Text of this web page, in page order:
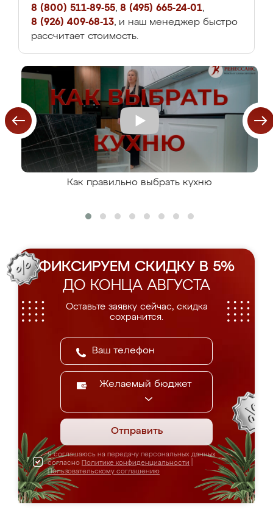
8 (800) 511-89-55, 8 (495) 665-24-01,
8 (926) 409-68-13, и наш менеджер быстро
рассчитает стоимость.
Как правильно выбрать кухню
ФИКСИРУЕМ СКИДКУ В 5%
ДО КОНЦА АВГУСТА
Оставьте заявку сейчас, скидка
сохранится.
Желаемый бюджет
Отправить
Я соглашаюсь на передачу персональных данных
согласно Политике конфиденциальности
Пользовательскому соглашению